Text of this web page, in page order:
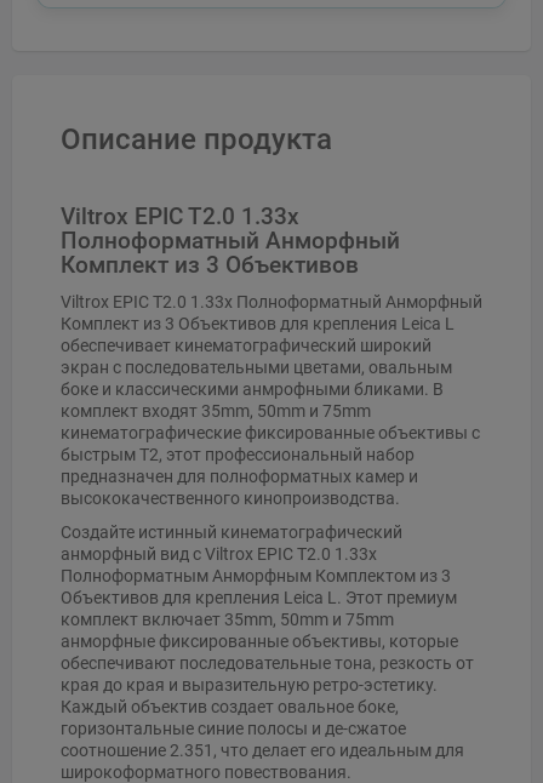
Описание продукта
Viltrox EPIC T2.0 1.33x
Полноформатный Анморфный
Комплект из 3 Объективов
Viltrox EPIC T2.0 1.33x Полноформатный Анморфный
Комплект из 3 Объективов для крепления Leica L
обеспечивает кинематографический широкий
экран с последовательными цветами, овальным
боке и классическими анмрофными бликами. В
комплект входят 35mm, 50mm и 75mm
кинематографические фиксированные объективы с
быстрым T2, этот профессиональный набор
предназначен для полноформатных камер и
высококачественного кинопроизводства.
Создайте истинный кинематографический
анморфный вид с Viltrox EPIC T2.0 1.33x
Полноформатным Анморфным Комплектом из 3
Объективов для крепления Leica L. Этот премиум
комплект включает 35mm, 50mm и 75mm
анморфные фиксированные объективы, которые
обеспечивают последовательные тона, резкость от
края до края и выразительную ретро-эстетику.
Каждый объектив создает овальное боке,
горизонтальные синие полосы и де-сжатое
соотношение 2.351, что делает его идеальным для
широкоформатного повествования.